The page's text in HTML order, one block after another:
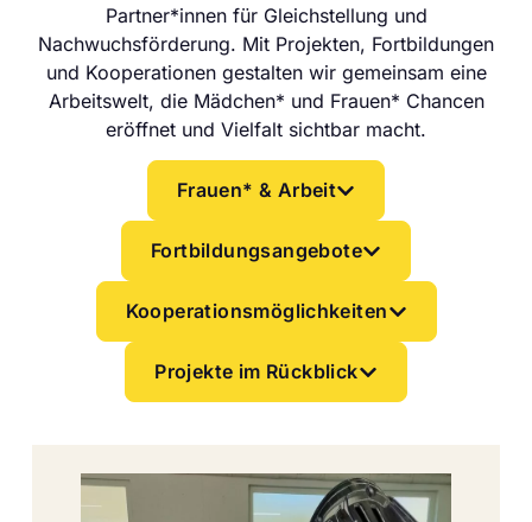
Partner*innen für Gleichstellung und
Nachwuchsförderung. Mit Projekten, Fortbildungen
und Kooperationen gestalten wir gemeinsam eine
Arbeitswelt, die Mädchen* und Frauen* Chancen
eröffnet und Vielfalt sichtbar macht.
Frauen* & Arbeit
Fortbildungsangebote
Kooperationsmöglichkeiten
Projekte im Rückblick